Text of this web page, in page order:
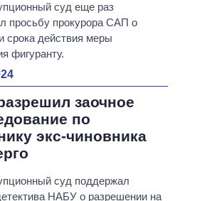
суд еще раз
просьбу прокурора САП о
срока действия меры
фигуранту.
заочное
по
экс-чиновника
суд поддержал
НАБУ о разрешении на